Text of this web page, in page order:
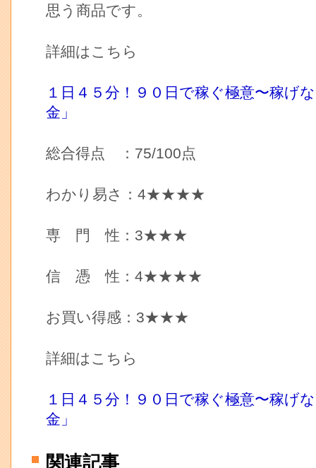
思う商品です。
詳細はこちら
１日４５分！９０日で稼ぐ極意〜稼げ
金」
総合得点 ：75/100点
わかり易さ：4★★★★
専 門 性：3★★★
信 憑 性：4★★★★
お買い得感：3★★★
詳細はこちら
１日４５分！９０日で稼ぐ極意〜稼げ
金」
関連記事